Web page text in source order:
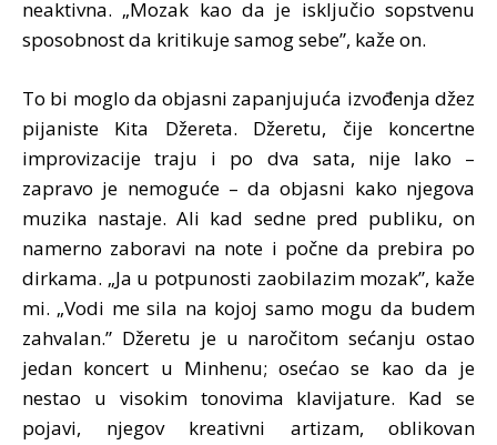
neaktivna. „Mozak kao da je isključio sopstvenu
sposobnost da kritikuje samog sebe”, kaže on.
To bi moglo da objasni zapanjujuća izvođenja džez
pijaniste Kita Džereta. Džeretu, čije koncertne
improvizacije traju i po dva sata, nije lako –
zapravo je nemoguće – da objasni kako njegova
muzika nastaje. Ali kad sedne pred publiku, on
namerno zaboravi na note i počne da prebira po
dirkama. „Ja u potpunosti zaobilazim mozak”, kaže
mi. „Vodi me sila na kojoj samo mogu da budem
zahvalan.” Džeretu je u naročitom sećanju ostao
jedan koncert u Minhenu; osećao se kao da je
nestao u visokim tonovima klavijature. Kad se
pojavi, njegov kreativni artizam, oblikovan